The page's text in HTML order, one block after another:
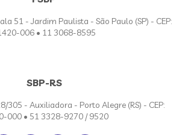
51 - Jardim Paulista - São Paulo (SP) - CEP:
006 • 11 3068-8595
SBP-RS
305 - Auxiliadora - Porto Alegre (RS) - CEP:
000 • 51 3328-9270 / 9520